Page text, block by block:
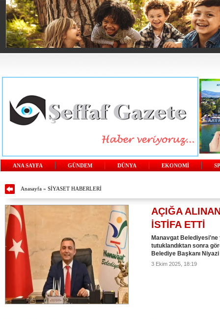
ANA SAYFA GÜNDEM DÜNYA EKONOMİ
Anasayfa » SİYASET HABERLERİ
AÇIĞA
İSTİFA ETTİ
Manavgat
tutuklandıktan sonra
Belediye Başkanı
3 Ekim 2025, 18:19